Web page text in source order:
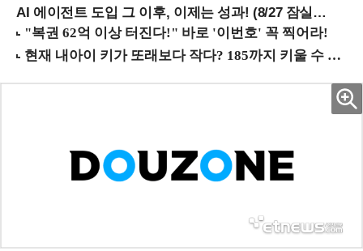
AI 에이전트 도입 그 이후, 이제는 성과! (8/27 잠실역)